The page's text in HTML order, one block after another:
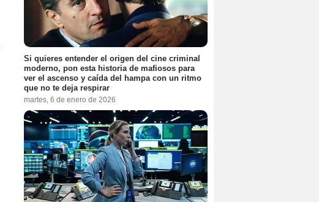
Si quieres entender el origen del cine criminal
moderno, pon esta historia de mafiosos para
ver el ascenso y caída del hampa con un ritmo
que no te deja respirar
martes, 6 de enero de 2026